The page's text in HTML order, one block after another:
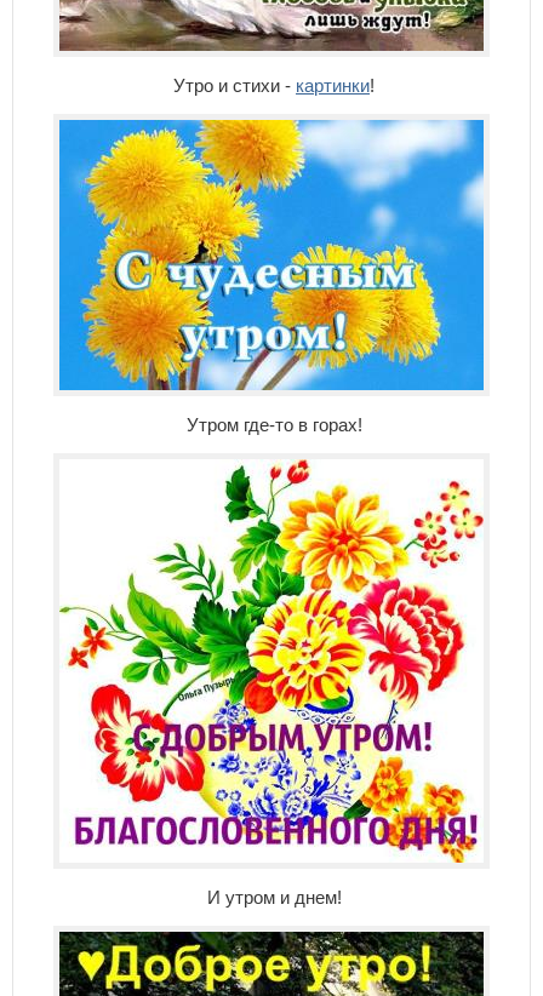
Утро и стихи - картинки!
Утром где-то в горах!
И утром и днем!